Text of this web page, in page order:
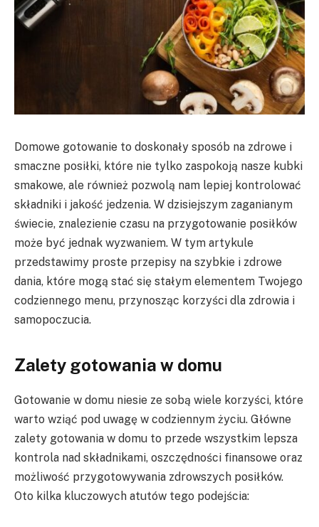
Domowe gotowanie to doskonały sposób na zdrowe i
smaczne posiłki, które nie tylko zaspokoją nasze kubki
smakowe, ale również pozwolą nam lepiej kontrolować
składniki i jakość jedzenia. W dzisiejszym zaganianym
świecie, znalezienie czasu na przygotowanie posiłków
może być jednak wyzwaniem. W tym artykule
przedstawimy proste przepisy na szybkie i zdrowe
dania, które mogą stać się stałym elementem Twojego
codziennego menu, przynosząc korzyści dla zdrowia i
samopoczucia.
Zalety gotowania w domu
Gotowanie w domu niesie ze sobą wiele korzyści, które
warto wziąć pod uwagę w codziennym życiu. Główne
zalety gotowania w domu to przede wszystkim lepsza
kontrola nad składnikami, oszczędności finansowe oraz
możliwość przygotowywania zdrowszych posiłków.
Oto kilka kluczowych atutów tego podejścia: